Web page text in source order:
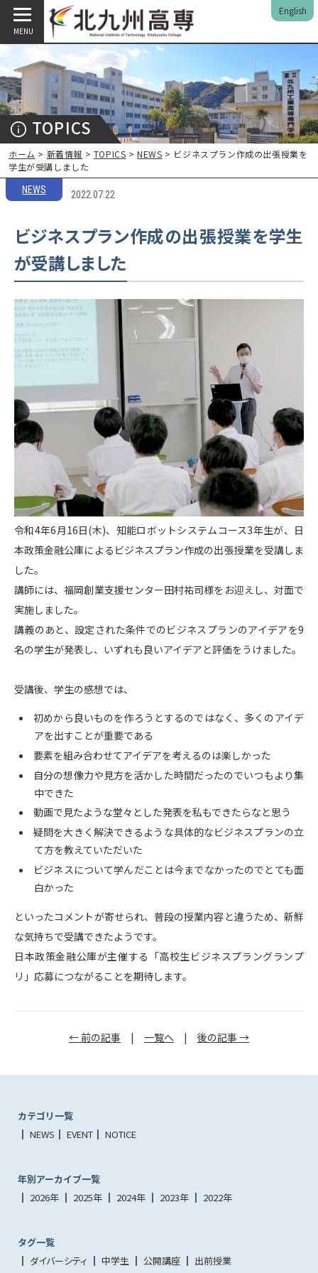
MENU
English
TOPICS
ホーム > 新着情報 > TOPICS >NEWS > ビジネスプラン作成の出張授業を
学生が受講しました
NEWS 2022.07.22
ビジネスプラン作成の出張授業を学生
が受講しました
令和4年6月16日(木)、知能ロボットシステムコース3年生が、日
本政策金融公庫によるビジネスプラン作成の出張授業を受講しま
した。
講師には、福岡創業支援センター田村祐司様をお迎えし、対面で
実施しました。
講義のあと、設定された条件でのビジネスプランのアイデアを9
名の学生が発表し、いずれも良いアイデアと評価をうけました。
受講後、学生の感想では、
初めから良いものを作ろうとするのではなく、多くのアイデ
アを出すことが重要である
要素を組み合わせてアイデアを考えるのは楽しかった
自分の想像力や見方を活かした時間だったのでいつもより集
中できた
動画で見たような堂々とした発表を私もできたらなと思う
疑問を大きく解決できるような具体的なビジネスプランの立
て方を教えていただいた
ビジネスについて学んだことは今までなかったのでとても面
白かった
といったコメントが寄せられ、普段の授業内容と違うため、新鮮
な気持ちで受講できたようです。
日本政策金融公庫が主催する「高校生ビジネスプラングランプ
リ」応募につながることを期待します。
← 前の記事 | 一覧へ | 後の記事 →
カテゴリ一覧
NEWS
EVENT NOTICE
年別アーカイブ一覧
2026年
2025年 2024年 2023年 2022年
タグ一覧
ダイバーシティ
中学生 公開講座 出前授業